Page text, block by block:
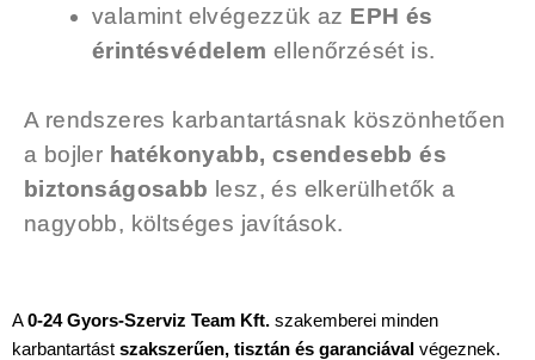
valamint elvégezzük az EPH és
érintésvédelem ellenőrzését is.
A rendszeres karbantartásnak köszönhetően
a bojler hatékonyabb, csendesebb és
biztonságosabb lesz, és elkerülhetők a
nagyobb, költséges javítások.
A0-24 Gyors-Szerviz Team Kft. szakemberei minden
karbantartást szakszerűen, tisztán és garanciával végeznek.